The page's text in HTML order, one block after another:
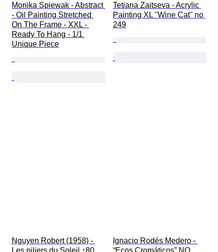
Monika Spiewak - Abstract
- Oil Painting Stretched
On The Frame - XXL -
Ready To Hang - 1/1
Unique Piece
Tetiana Zaitseva - Acrylic
Painting XL "Wine Cat" no
249
Nguyen Robert (1958) -
Les piliers du Soleil ↑80
Ignacio Rodés Medero -
“Ecos Cromáticos” NO